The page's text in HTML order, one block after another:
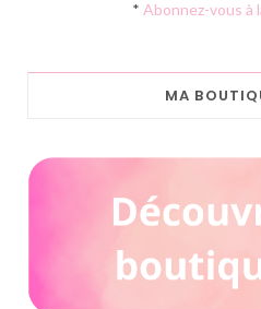
* Abonnez-vous à
MA